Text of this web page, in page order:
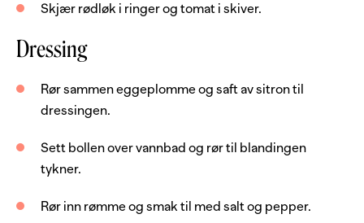
0.5 stk
rødløk
1 stk
margarin, flytende
Dressing
Skjær rødløk i ringer og tomat i skiver.
Dressing
Rør sammen eggeplomme og saft av sitron til
dressingen.
Sett bollen over vannbad og rør til blandingen
tykner.
Rør inn rømme og smak til med salt og pepper.